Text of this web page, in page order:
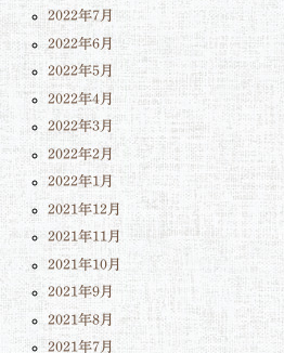
2022年7月
2022年6月
2022年5月
2022年4月
2022年3月
2022年2月
2022年1月
2021年12月
2021年11月
2021年10月
2021年9月
2021年8月
2021年7月